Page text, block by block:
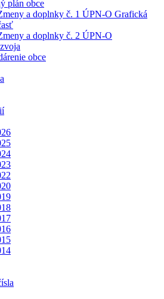
plán obce
a doplnky č. 1 ÚPN-O Grafická
a doplnky č. 2 ÚPN-O
obce